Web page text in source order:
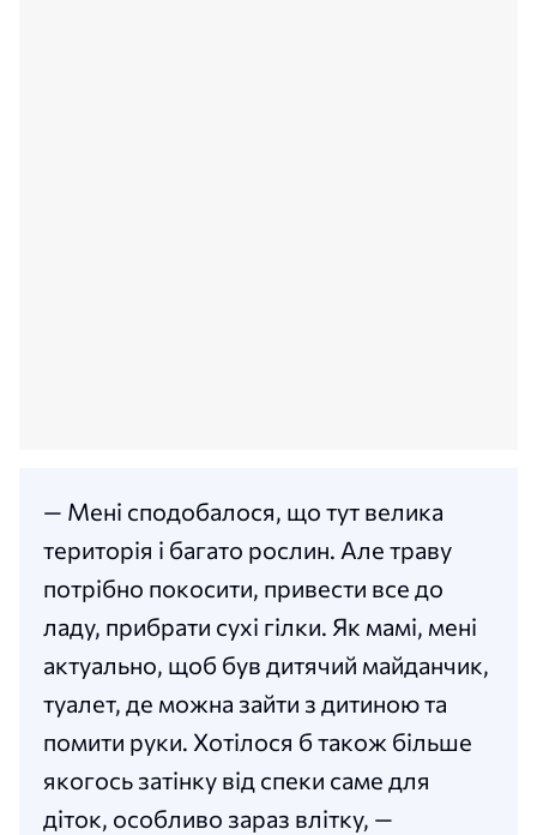
— Мені сподобалося, що тут велика
територія і багато рослин. Але траву
потрібно покосити, привести все до
ладу, прибрати сухі гілки. Як мамі, мені
актуально, щоб був дитячий майданчик,
туалет, де можна зайти з дитиною та
помити руки. Хотілося б також більше
якогось затінку від спеки саме для
діток, особливо зараз влітку, —